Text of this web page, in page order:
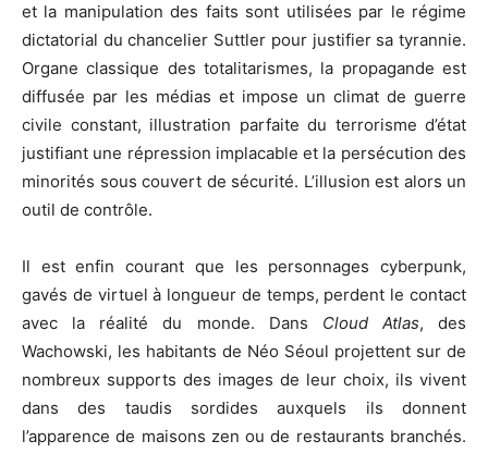
et la manipulation des faits sont utilisées par le régime
dictatorial du chancelier Suttler pour justifier sa tyrannie.
Organe classique des totalitarismes, la propagande est
diffusée par les médias et impose un climat de guerre
civile constant, illustration parfaite du terrorisme d’état
justifiant une répression implacable et la persécution des
minorités sous couvert de sécurité. L’illusion est alors un
outil de contrôle.
Il est enfin courant que les personnages cyberpunk,
gavés de virtuel à longueur de temps, perdent le contact
avec la réalité du monde. Dans Cloud Atlas, des
Wachowski, les habitants de Néo Séoul projettent sur de
nombreux supports des images de leur choix, ils vivent
dans des taudis sordides auxquels ils donnent
l’apparence de maisons zen ou de restaurants branchés.